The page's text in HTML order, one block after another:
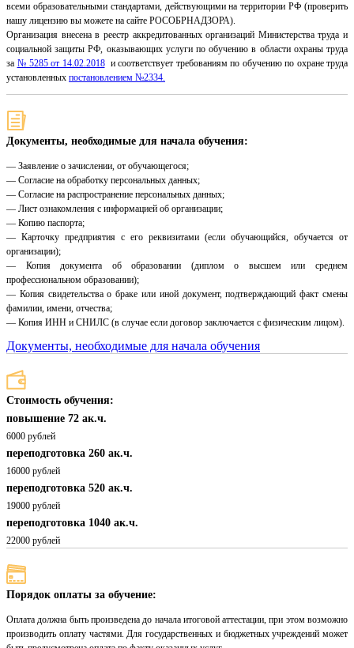
всеми образовательными стандартами, действующими на территории РФ (проверить
нашу лицензию вы можете на сайте РОСОБРНАДЗОРА).
Организация внесена в реестр аккредитованных организаций Министерства труда и
социальной защиты РФ, оказывающих услуги по обучению в области охраны труда
за № 5285 от 14.02.2018и соответствует требованиям по обучению по охране труда
установленных постановлением №2334.
Документы, необходимые для начала обучения:
— Заявление о зачислении, от обучающегося;
— Согласие на обработку персональных данных;
— Согласие на распространение персональных данных;
— Лист ознакомления с информацией об организации;
— Копию паспорта;
— Карточку предприятия с его реквизитами (если обучающийся, обучается от
организации);
— Копия документа об образовании (диплом о высшем или среднем
профессиональном образовании);
— Копия свидетельства о браке или иной документ, подтверждающий факт смены
фамилии, имени, отчества;
— Копия ИНН и СНИЛС (в случае если договор заключается с физическим лицом).
Документы, необходимые для начала обучения
Стоимость обучения:
повышение 72 ак.ч.
6000 рублей
переподготовка 260 ак.ч.
16000 рублей
переподготовка 520 ак.ч.
19000 рублей
переподготовка 1040 ак.ч.
22000 рублей
Порядок оплаты за обучение:
Оплата должна быть произведена до начала итоговой аттестации, при этом возможно
производить оплату частями. Для государственных и бюджетных учреждений может